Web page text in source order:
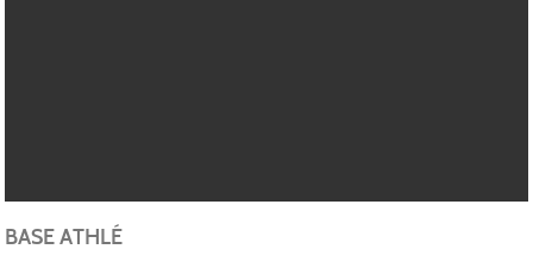
BASE ATHLÉ